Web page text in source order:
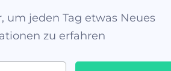
um jeden Tag etwas Neues
zu erfahren